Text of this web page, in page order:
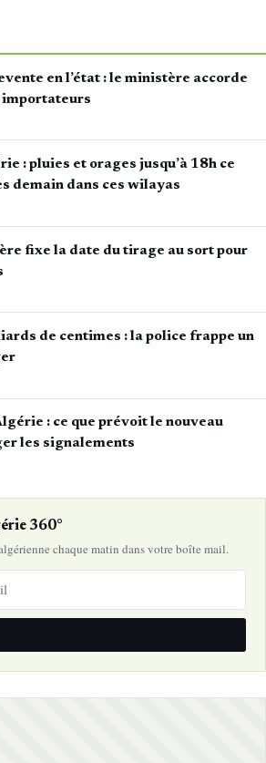
en l’état : le ministère accorde
importateurs
: pluies et orages jusqu’à 18h ce
demain dans ces wilayas
fixe la date du tirage au sort pour
de centimes : la police frappe un
: ce que prévoit le nouveau
les signalements
360°
chaque matin dans votre boîte mail.